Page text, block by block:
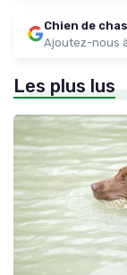
Chien de
Ajoutez-nous
Les plus lus